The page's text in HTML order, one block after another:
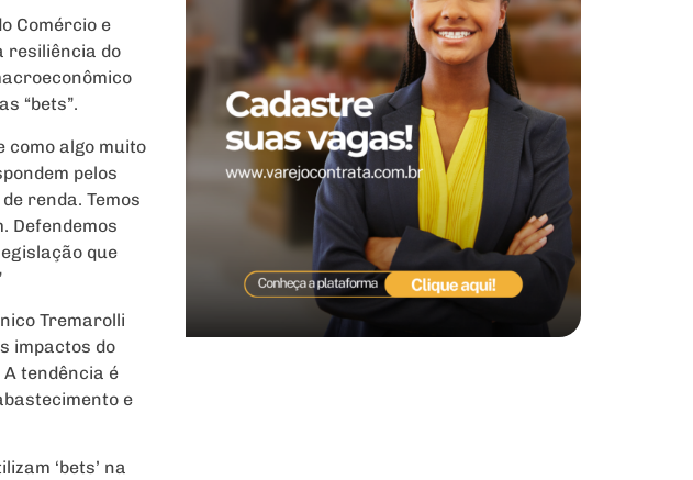
Comércio e
resiliência do
“bets”.
como algo muito
pelos
renda. Temos
Defendemos
que
Tremarolli
impactos do
tendência é
e
‘bets’ na